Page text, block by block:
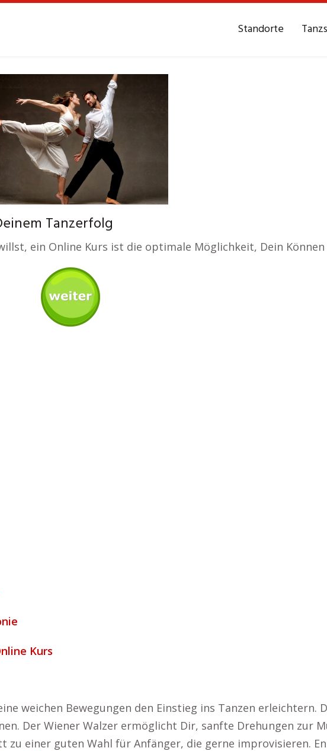
Standorte
Tanzerfolg
ein Online Kurs ist die optimale Möglichkeit, Dein
Kurs
weichen Bewegungen den Einstieg ins Tanzen erleichtern.
Der Wiener Walzer ermöglicht Dir, sanfte Drehungen zur
zu einer guten Wahl für Anfänger, die gerne improvisieren.